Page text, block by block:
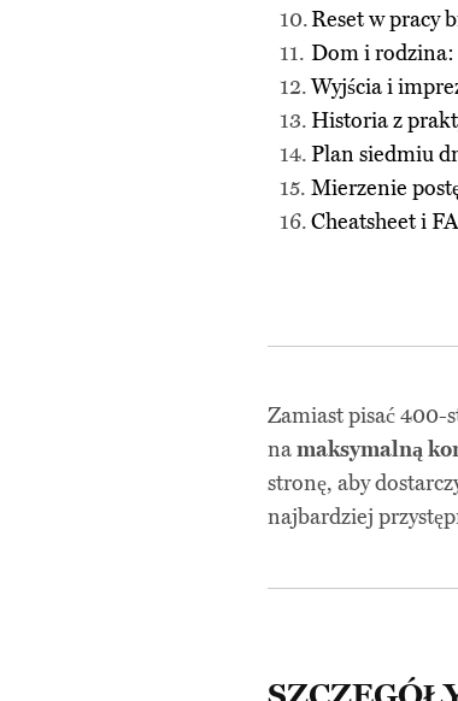
Reset w pracy
Dom i rodzina:
Wyjścia i
Historia z
Plan siedmiu
Mierzenie
Cheatsheet i
Zamiast pisać 400-
namaksymalną
stronę, aby
najbardziej